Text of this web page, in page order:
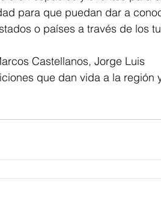
para que puedan dar a
o países a través de los
Castellanos, Jorge Luis
que dan vida a la región